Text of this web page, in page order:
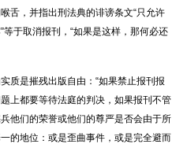
舌，并指出刑法典的诽谤条文“只允许
于取消报刊，“如果是这样，那何必还
是摧残出版自由：“如果禁止报刊报
上都要等待法庭的判决，如果报刊不管
他们的荣誉或他们的尊严是否会由于所
的地位：或是歪曲事件，或是完全避而